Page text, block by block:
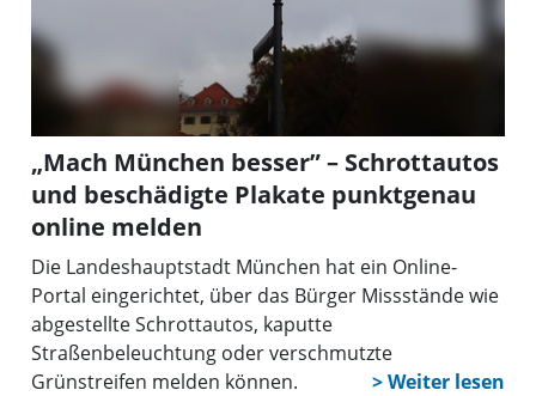
„Mach München besser” – Schrottautos
und beschädigte Plakate punktgenau
online melden
Die Landeshauptstadt München hat ein Online-
Portal eingerichtet, über das Bürger Missstände wie
abgestellte Schrottautos, kaputte
Straßenbeleuchtung oder verschmutzte
Grünstreifen melden können.